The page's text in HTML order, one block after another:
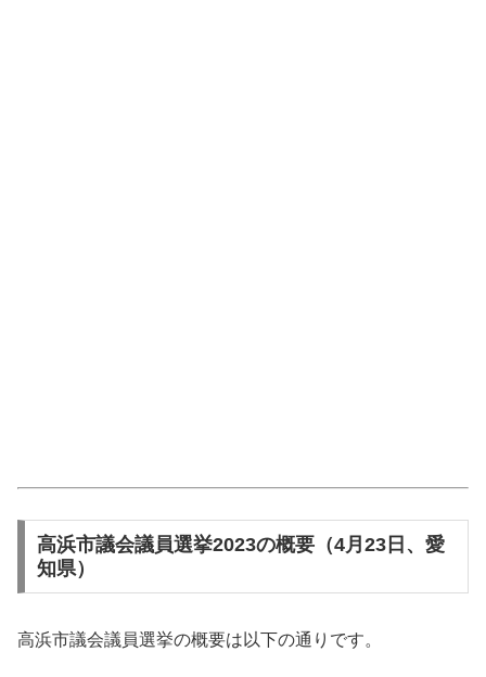
高浜市議会議員選挙2023の概要（4月23日、愛
知県）
高浜市議会議員選挙の概要は以下の通りです。